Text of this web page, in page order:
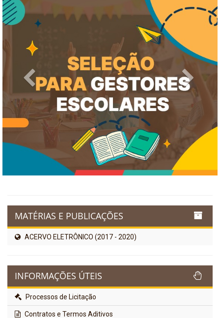
Previous Next
MATÉRIAS E PUBLICAÇÕES
ACERVO ELETRÔNICO (2017 - 2020)
INFORMAÇÕES ÚTEIS
Processos de Licitação
Contratos e Termos Aditivos